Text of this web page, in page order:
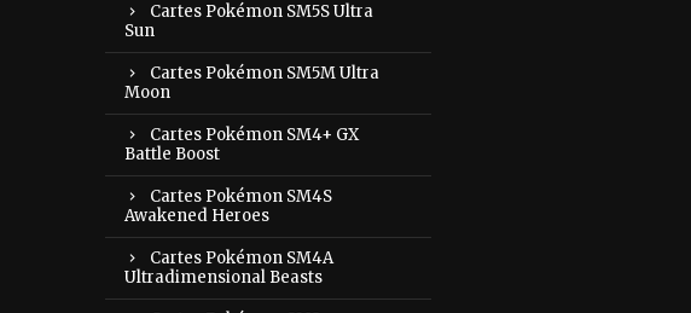
Cartes Pokémon SM5S Ultra
Sun
Cartes Pokémon SM5M Ultra
Moon
Cartes Pokémon SM4+ GX
Battle Boost
Cartes Pokémon SM4S
Awakened Heroes
Cartes Pokémon SM4A
Ultradimensional Beasts